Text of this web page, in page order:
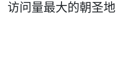
访­问量最大的朝圣地